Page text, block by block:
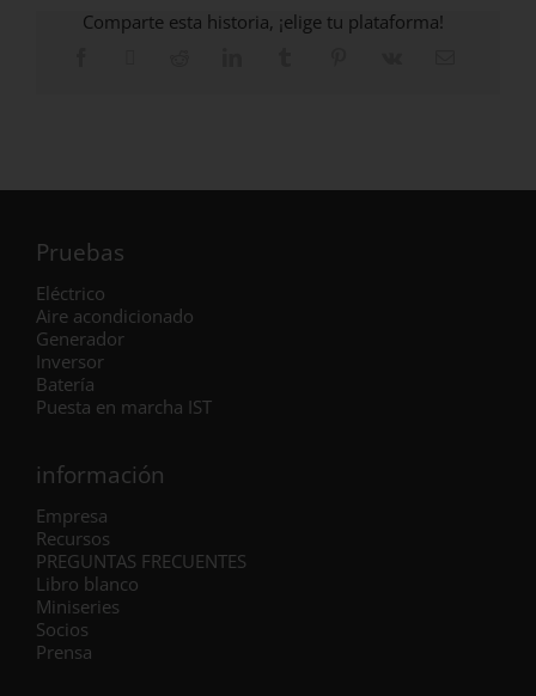
Comparte esta historia, ¡elige tu plataforma!
Pruebas
Eléctrico
Aire acondicionado
Generador
Inversor
Batería
Puesta en marcha IST
información
Empresa
Recursos
PREGUNTAS FRECUENTES
Libro blanco
Miniseries
Socios
Prensa